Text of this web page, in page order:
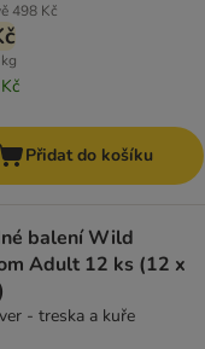
498 Kč
Přidat do košíku
balení Wild
Adult 12 ks (12 x
- treska a kuře